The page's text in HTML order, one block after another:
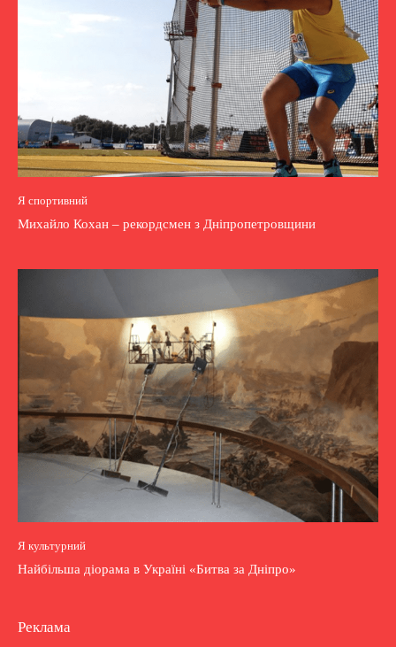
Я спортивний
Михайло Кохан – рекордсмен з Дніпропетровщини
Я культурний
Найбільша діорама в Україні «Битва за Дніпро»
Реклама